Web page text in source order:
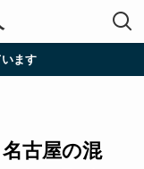
ます
名古屋の混